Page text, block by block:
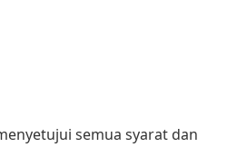
semua syarat dan